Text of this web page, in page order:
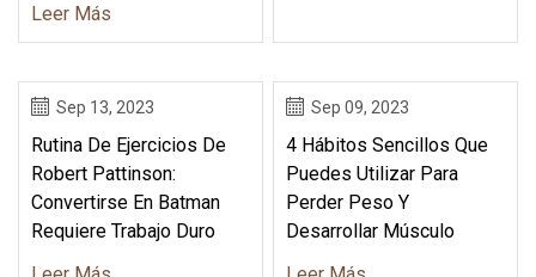
Leer Más
Sep 13, 2023
Rutina De Ejercicios De
Robert Pattinson:
Convertirse En Batman
Requiere Trabajo Duro
Sep 09, 2023
4 Hábitos Sencillos Que
Puedes Utilizar Para
Perder Peso Y
Desarrollar Músculo